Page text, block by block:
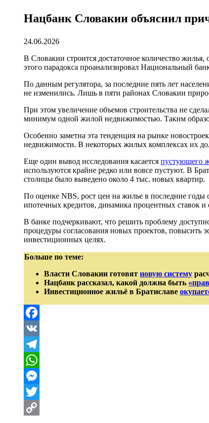
Нацбанк Словакии объяснил
24.06.2026
В Словакии строится достаточное количество
этого парадокса проанализировал Национальный
По данным регулятора, за последние пять лет
не изменились. Лишь в пяти районах Словакии
При этом увеличение объемов строительства не
минимум одной жилой недвижимостью. Таким
Особенно заметна эта тенденция на рынке
недвижимости. В некоторых жилых комплексах их
Еще один вывод исследования касается пустующего
используются крайне редко или вовсе пустуют. В
столицы было выведено около 4 тыс. новых квартир.
По оценке NBS, рост цен на жилье в последние
ипотечных кредитов, динамика процентных ставок
В банке подчеркивают, что решить проблему
процедуры согласования новых проектов, повысить
инвестиционных целях.
Больше по теме:
Власти Словакии готовят новую систему
Нацбанк рассказал, какой должна быть
Инвестиционное жильё в Братиславе
Facebook
VK
Telegram
WhatsApp
Messenger
Twitter